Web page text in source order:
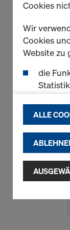
Cookies
Wir
Cookies
Website zu
die
Indem Sie
USA
ALLE